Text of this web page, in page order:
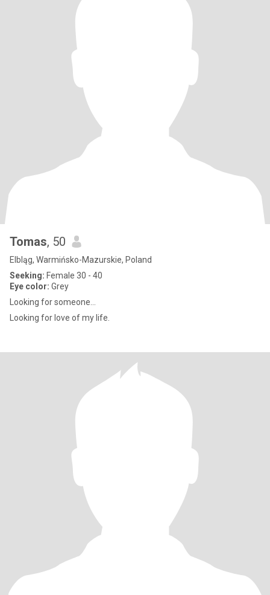
Tomas, 50
Elbląg, Warmińsko-Mazurskie, Poland
Seeking: Female 30 - 40
Eye color: Grey
Looking for someone...
Looking for love of my life.